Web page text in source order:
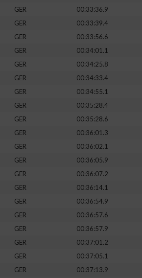
GER 00:33:36.9
GER
00:33:39.4
GER
00:33:56.6
GER
00:34:01.1
GER
00:34:25.8
GER 00:34:33.4
GER
00:34:55.1
GER
00:35:28.4
GER
00:35:28.6
GER
00:36:01.3
GER 00:36:02.1
GER
00:36:05.9
GER
00:36:07.2
GER
00:36:14.1
GER
00:36:54.9
GER 00:36:57.6
GER
00:36:57.9
GER
00:37:01.2
GER
00:37:05.1
GER 00:37:13.9